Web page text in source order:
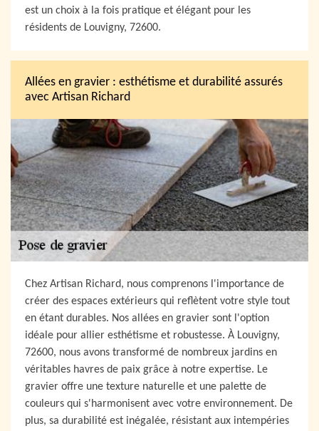
est un choix à la fois pratique et élégant pour les
résidents de Louvigny, 72600.
Allées en gravier : esthétisme et durabilité assurés
avec Artisan Richard
Chez Artisan Richard, nous comprenons l'importance de
créer des espaces extérieurs qui reflètent votre style tout
en étant durables. Nos allées en gravier sont l'option
idéale pour allier esthétisme et robustesse. À Louvigny,
72600, nous avons transformé de nombreux jardins en
véritables havres de paix grâce à notre expertise. Le
gravier offre une texture naturelle et une palette de
couleurs qui s'harmonisent avec votre environnement. De
plus, sa durabilité est inégalée, résistant aux intempéries